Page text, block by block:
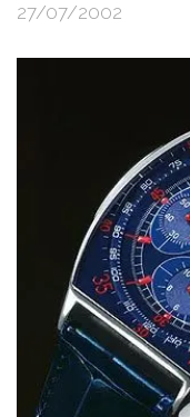
27/07/2002